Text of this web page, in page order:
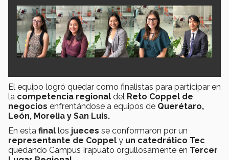
El equipo logró quedar como finalistas para participar en
la competencia regional del Reto Coppel de
negocios enfrentándose a equipos de Querétaro,
León, Morelia y San Luis.
En esta final los jueces se conformaron por un
representante de Coppel y un catedrático Tec
quedando Campus Irapuato orgullosamente en Tercer